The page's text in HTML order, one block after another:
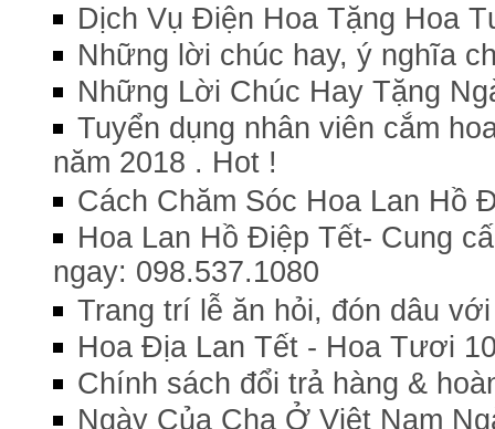
Dịch Vụ Điện Hoa Tặng Hoa
Những lời chúc hay, ý nghĩa
Những Lời Chúc Hay Tặng
Tuyển dụng nhân viên cắm
năm 2018 . Hot !
Cách Chăm Sóc Hoa Lan Hồ
Hoa Lan Hồ Điệp Tết- Cung
ngay: 098.537.1080
Trang trí lễ ăn hỏi, đón dâu
Hoa Địa Lan Tết - Hoa Tươi
Chính sách đổi trả hàng &
Ngày Của Cha Ở Việt Nam